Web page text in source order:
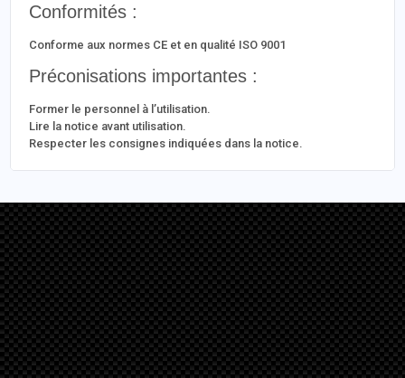
Conformités :
Conforme aux normes CE et en qualité ISO 9001
Préconisations importantes :
Former le personnel à l’utilisation.
Lire la notice avant utilisation.
Respecter les consignes indiquées dans la notice.